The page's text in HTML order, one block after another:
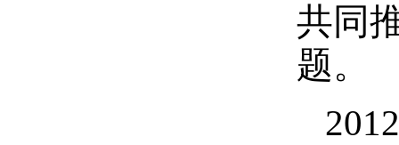
共同
题。